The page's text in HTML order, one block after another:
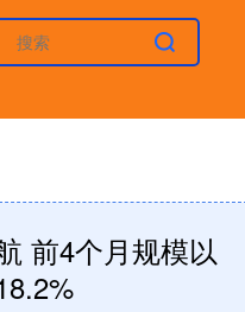
前4个月规模以